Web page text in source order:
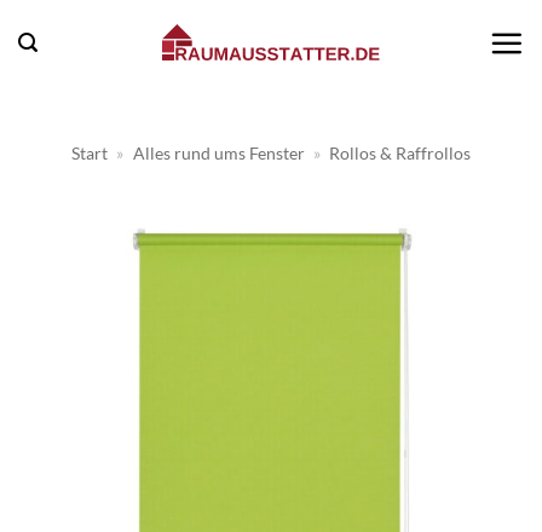
Inhalt
Start » Alles rund ums Fenster » Rollos & Raffrollos